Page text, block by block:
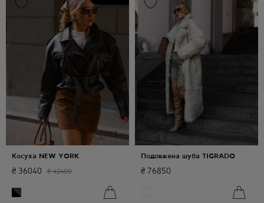
Косуха NEW YORK
₴ 36040 ₴ 42400
Подовжена шуба TIGRADO
₴ 76850